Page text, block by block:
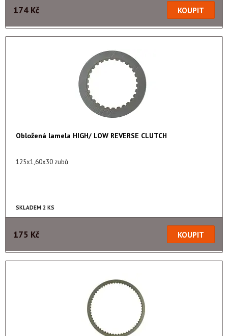
174 Kč
Obložená lamela HIGH/ LOW REVERSE CLUTCH
125x1,60x30 zubů
SKLADEM 2 KS
175 Kč